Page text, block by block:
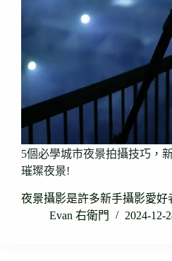
5個必學城市夜景拍攝技巧，
璀璨夜景!
夜景攝影是許多新手攝影愛
Evan 右衛門
2024-12-